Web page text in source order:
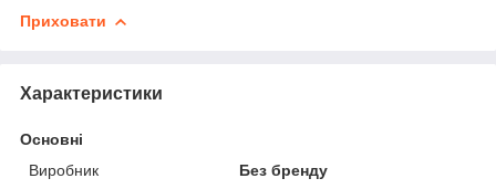
Приховати
Характеристики
Основні
Виробник
Без бренду